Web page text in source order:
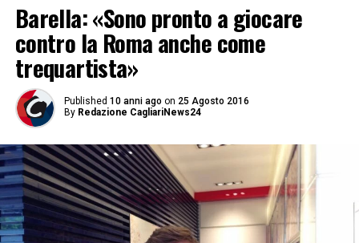
Barella: «Sono pronto a giocare
contro la Roma anche come
trequartista»
Published 10 anni ago on 25 Agosto 2016
By Redazione CagliariNews24